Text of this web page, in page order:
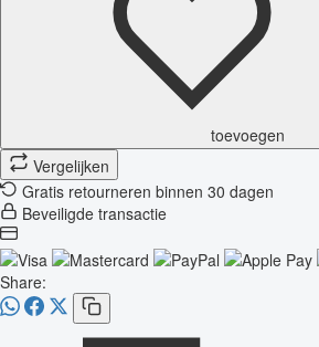
toevoegen
Vergelijken
Gratis retourneren binnen 30 dagen
Beveiligde transactie
Share: